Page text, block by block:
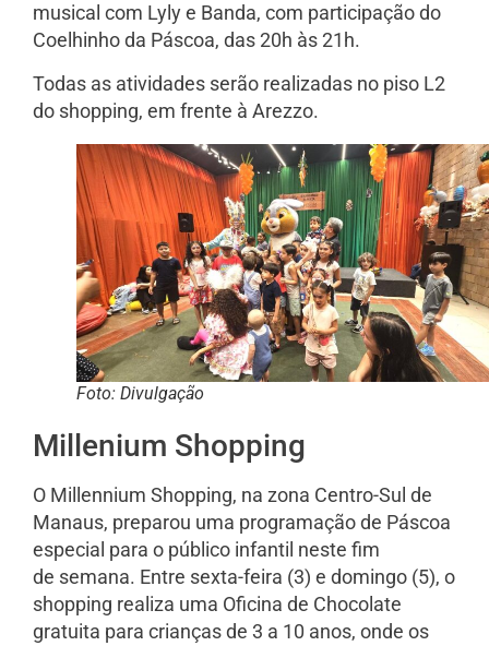
musical com Lyly e Banda, com participação do
Coelhinho da Páscoa, das 20h às 21h.
Todas as atividades serão realizadas no piso L2
do shopping, em frente à Arezzo.
Foto: Divulgação
Millenium Shopping
O Millennium Shopping, na zona Centro-Sul de
Manaus, preparou uma programação de Páscoa
especial para o público infantil neste fim
de semana. Entre sexta-feira (3) e domingo (5), o
shopping realiza uma Oficina de Chocolate
gratuita para crianças de 3 a 10 anos, onde os